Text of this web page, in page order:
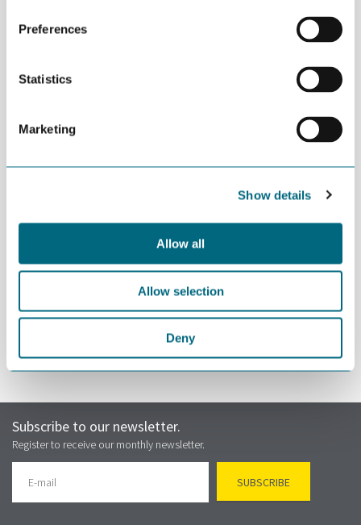
Preferences
Statistics
Marketing
Show details
Allow all
Allow selection
Deny
transit mellom fossil og fornybar, men nå hører vi nye toner.
Hvilken melodi skal vi danse etter i årene som kommer?
Velkommen til et annerledes og spennende GCE NODE
topplederforum på taket av Kristiansand. Her får du faglig påfyll
Speakers:
Kalmar Ildstad, direktør i Sokkeldirektoratet
Stup, Hotel Norge, Kristiansand
Invitasjonen er personlig og kan ikke overføres til andre. Kontakt
GCE NODE om du ønsker å legge flere i din organisasjon til
Subscribe to our newsletter.
Register to receive our monthly newsletter.